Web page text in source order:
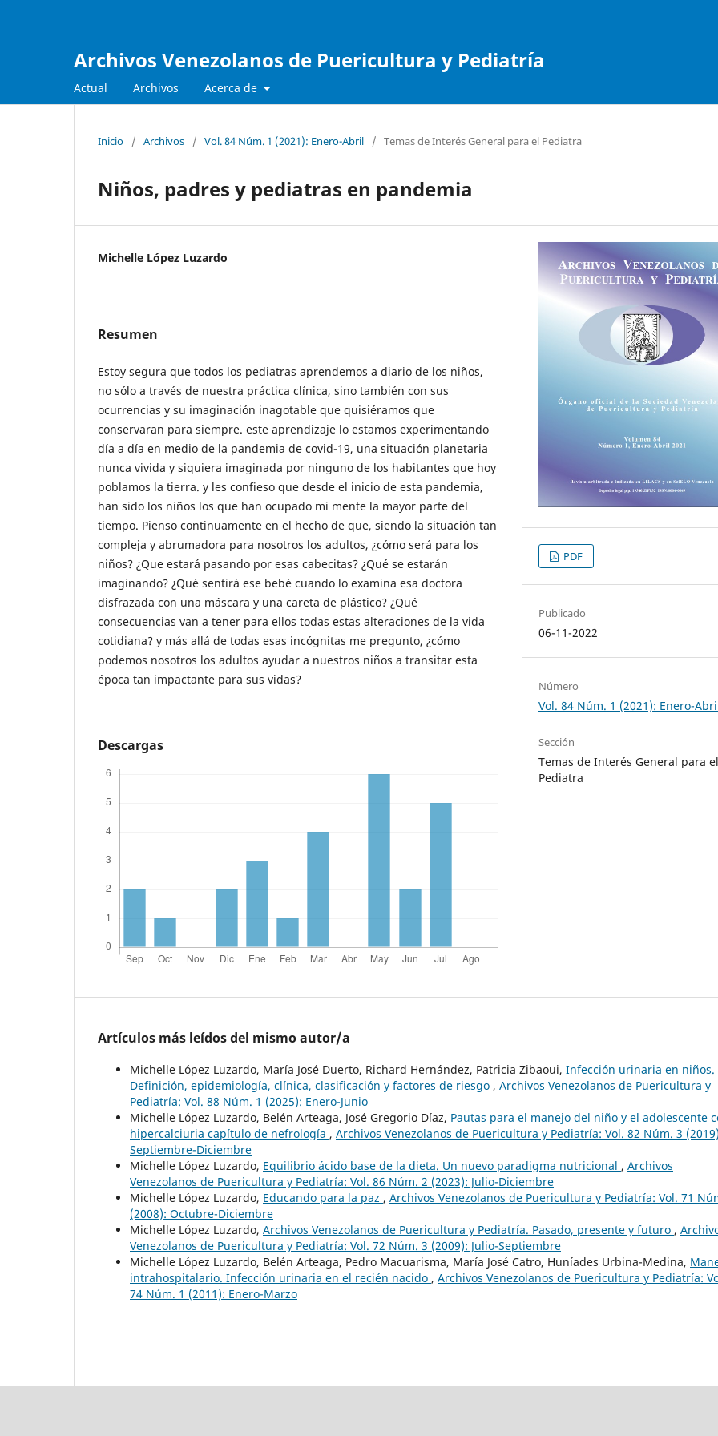
Archivos Venezolanos de Puericultura y Pediatría
Actual Archivos Acerca de
Inicio / Archivos / Vol. 84 Núm. 1 (2021): Enero-Abril / Temas de Interés General para el Pediatra
Niños, padres y pediatras en pandemia
Michelle López Luzardo
Resumen
Estoy segura que todos los pediatras aprendemos a diario de los niños,
no sólo a través de nuestra práctica clínica, sino también con sus
ocurrencias y su imaginación inagotable que quisiéramos que
conservaran para siempre. este aprendizaje lo estamos experimentando
día a día en medio de la pandemia de covid-19, una situación planetaria
nunca vivida y siquiera imaginada por ninguno de los habitantes que hoy
poblamos la tierra. y les confieso que desde el inicio de esta pandemia,
han sido los niños los que han ocupado mi mente la mayor parte del
tiempo. Pienso continuamente en el hecho de que, siendo la situación tan
compleja y abrumadora para nosotros los adultos, ¿cómo será para los
niños? ¿Que estará pasando por esas cabecitas? ¿Qué se estarán
imaginando? ¿Qué sentirá ese bebé cuando lo examina esa doctora
disfrazada con una máscara y una careta de plástico? ¿Qué
consecuencias van a tener para ellos todas estas alteraciones de la vida
cotidiana? y más allá de todas esas incógnitas me pregunto, ¿cómo
podemos nosotros los adultos ayudar a nuestros niños a transitar esta
época tan impactante para sus vidas?
Descargas
PDF
Publicado
06-11-2022
Número
Vol. 84 Núm. 1 (2021): Enero-
Sección
Temas de Interés General para
Pediatra
Artículos más leídos del mismo autor/a
Michelle López Luzardo, María José Duerto, Richard Hernández, Patricia Zibaoui, Infección urinaria en niños.
Definición, epidemiología, clínica, clasificación y factores de riesgo , Archivos Venezolanos de Puericultura y
Pediatría: Vol. 88 Núm. 1 (2025): Enero-Junio
Michelle López Luzardo, Belén Arteaga, José Gregorio Díaz, Pautas para el manejo del niño y el adolescente
hipercalciuria capítulo de nefrología , Archivos Venezolanos de Puericultura y Pediatría: Vol. 82 Núm. 3
Septiembre-Diciembre
Michelle López Luzardo, Equilibrio ácido base de la dieta. Un nuevo paradigma nutricional , Archivos
Venezolanos de Puericultura y Pediatría: Vol. 86 Núm. 2 (2023): Julio-Diciembre
Michelle López Luzardo, Educando para la paz , Archivos Venezolanos de Puericultura y Pediatría: Vol. 71
(2008): Octubre-Diciembre
Michelle López Luzardo, Archivos Venezolanos de Puericultura y Pediatría. Pasado, presente y futuro ,
Venezolanos de Puericultura y Pediatría: Vol. 72 Núm. 3 (2009): Julio-Septiembre
Michelle López Luzardo, Belén Arteaga, Pedro Macuarisma, María José Catro, Huníades Urbina-Medina,
intrahospitalario. Infección urinaria en el recién nacido , Archivos Venezolanos de Puericultura y Pediatría:
74 Núm. 1 (2011): Enero-Marzo